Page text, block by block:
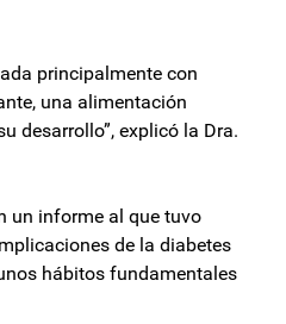
principalmente con
una alimentación
desarrollo”, explicó la Dra.
un informe al que tuvo
de la diabetes
hábitos fundamentales